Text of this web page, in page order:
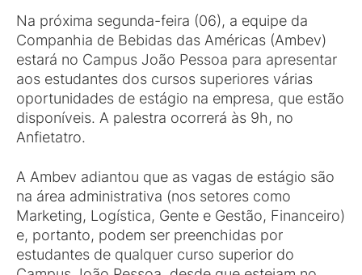
Na próxima segunda-feira (06), a equipe da
Companhia de Bebidas das Américas (Ambev)
estará no Campus João Pessoa para apresentar
aos estudantes dos cursos superiores várias
oportunidades de estágio na empresa, que estão
disponíveis. A palestra ocorrerá às 9h, no
Anfietatro.
A Ambev adiantou que as vagas de estágio são
na área administrativa (nos setores como
Marketing, Logística, Gente e Gestão, Financeiro)
e, portanto, podem ser preenchidas por
estudantes de qualquer curso superior do